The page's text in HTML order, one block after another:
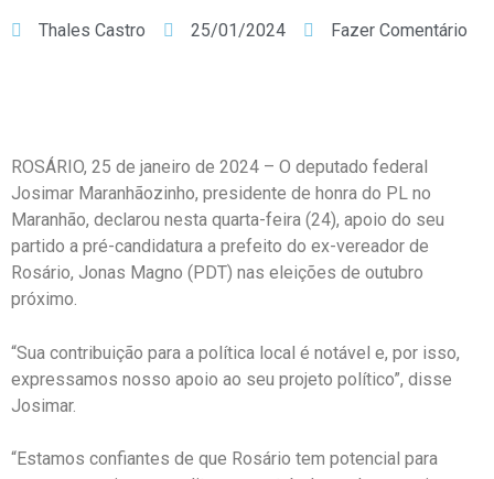
Thales Castro 25/01/2024 Fazer Comentário
ROSÁRIO, 25 de janeiro de 2024 – O deputado federal
Josimar Maranhãozinho, presidente de honra do PL no
Maranhão, declarou nesta quarta-feira (24), apoio do seu
partido a pré-candidatura a prefeito do ex-vereador de
Rosário, Jonas Magno (PDT) nas eleições de outubro
próximo.
“Sua contribuição para a política local é notável e, por isso,
expressamos nosso apoio ao seu projeto político”, disse
Josimar.
“Estamos confiantes de que Rosário tem potencial para